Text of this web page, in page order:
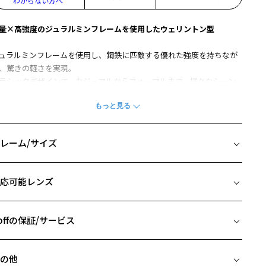
×高強度のジュラルミンフレームを使用したウェリントン型
ラルミンフレームを使用し、鋼鉄に匹敵する優れた強度を持ちなが
驚きの軽さを実現。
シックデザインで、カジュアルからフォーマルまで、様々なシーン
馴染み抜群のウェリントン型で、長くご愛用いただけるこだわりの一
クラシック)の一覧をみる
ーム/サイズ
リッジ(鼻部分)の横幅：18mm
可能レンズ
フレームとレンズの合計料金を知りたい方へ
の保証/サービス
他